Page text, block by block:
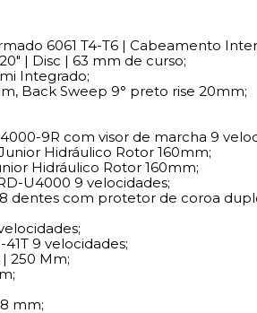
6061 T4-T6 | Cabeamento
| Disc | 63 mm de curso;
Integrado;
Back Sweep 9° preto rise 20mm;
9R com visor de marcha 9
Hidráulico Rotor 160mm;
Hidráulico Rotor 160mm;
U4000 9 velocidades;
dentes com protetor de coroa
41T 9 velocidades;
250 Mm;
mm;